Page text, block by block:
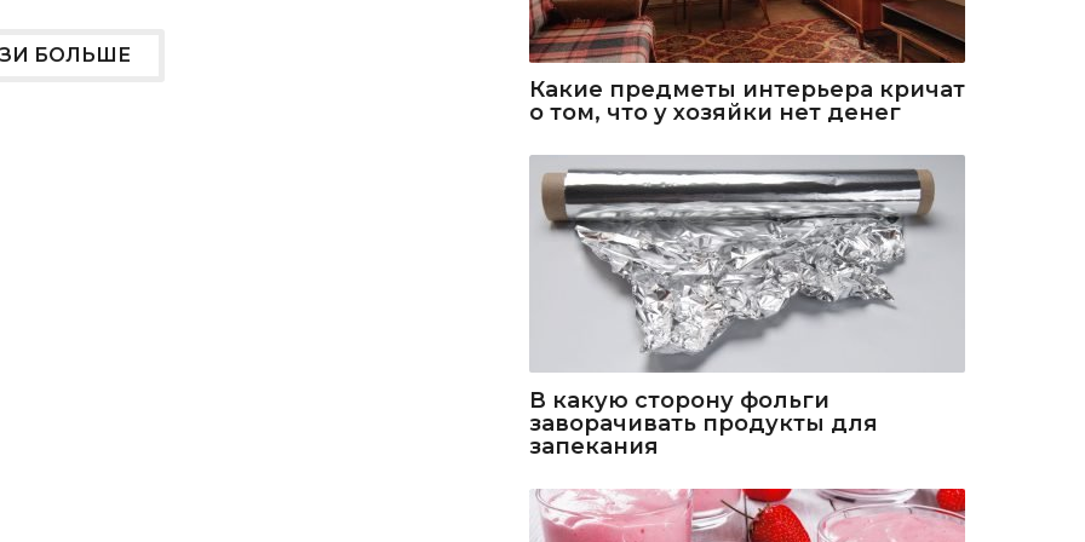
БОЛЬШЕ
Какие предметы интерьера кричат
о том, что у хозяйки нет денег
В какую сторону фольги
заворачивать продукты для
запекания